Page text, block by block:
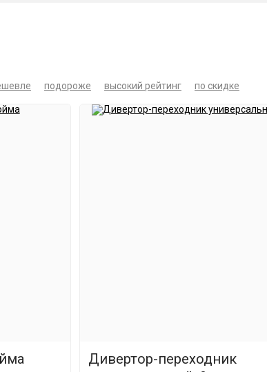
подороже высокий рейтинг по скидке
Дивертор-переходник